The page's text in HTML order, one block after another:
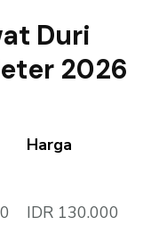
Duri
2026
Harga
IDR 130.000